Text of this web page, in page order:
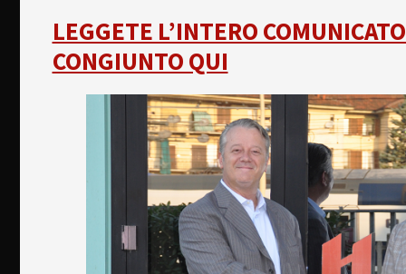
LEGGETE L’INTERO
CONGIUNTO QUI